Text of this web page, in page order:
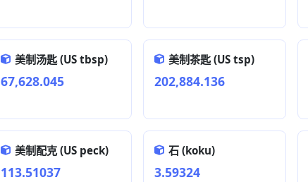
美制汤匙 (US tbsp)
67,628.045
美制茶匙 (US tsp)
202,884.136
美制配克 (US peck)
113.51037
石 (koku)
3.59324